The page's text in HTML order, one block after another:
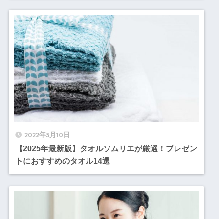
2022年3月10日
【2025年最新版】タオルソムリエが厳選！プレゼン
トにおすすめのタオル14選